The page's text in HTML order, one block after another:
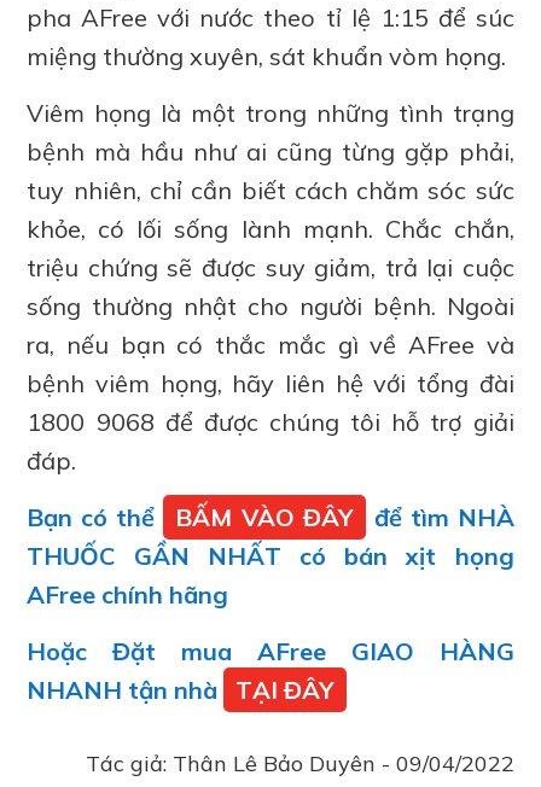
pha AFree với nước theo tỉ lệ 1:15 để súc
miệng thường xuyên, sát khuẩn vòm họng.
Viêm họng là một trong những tình trạng
bệnh mà hầu như ai cũng từng gặp phải,
tuy nhiên, chỉ cần biết cách chăm sóc sức
khỏe, có lối sống lành mạnh. Chắc chắn,
triệu chứng sẽ được suy giảm, trả lại cuộc
sống thường nhật cho người bệnh. Ngoài
ra, nếu bạn có thắc mắc gì về AFree và
bệnh viêm họng, hãy liên hệ với tổng đài
1800 9068 để được chúng tôi hỗ trợ giải
đáp.
Bạn có thể
BẤM VÀO ĐÂY
để tìm NHÀ
THUỐC GẦN NHẤT có bán xịt họng
AFree chính hãng
Hoặc Đặt mua AFree GIAO HÀNG
NHANH tận nhà
TẠI ĐÂY
Tác giả: Thân Lê Bảo Duyên - 09/04/2022